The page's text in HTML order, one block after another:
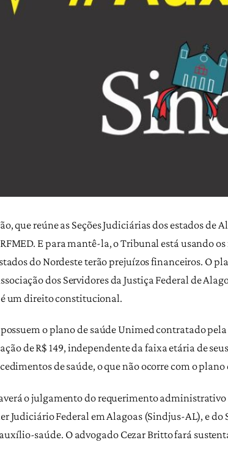
que reúne as Seções Judiciárias dos estados
E para mantê-la, o Tribunal está usando
do Nordeste terão prejuízos financeiros. O
dos Servidores da Justiça Federal de
um direito constitucional.
o plano de saúde Unimed contratado
de R$ 149, independente da faixa etária de
de saúde, o que não ocorre com o
o julgamento do requerimento
Judiciário Federal em Alagoas (Sindjus-AL), e do
saúde. O advogado Cezar Britto fará